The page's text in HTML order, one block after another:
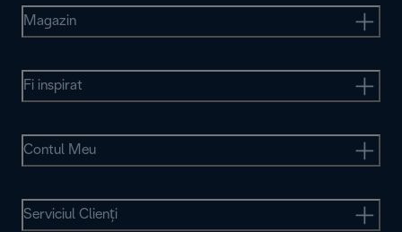
Magazin
Fi inspirat
Contul Meu
Serviciul Clienţi